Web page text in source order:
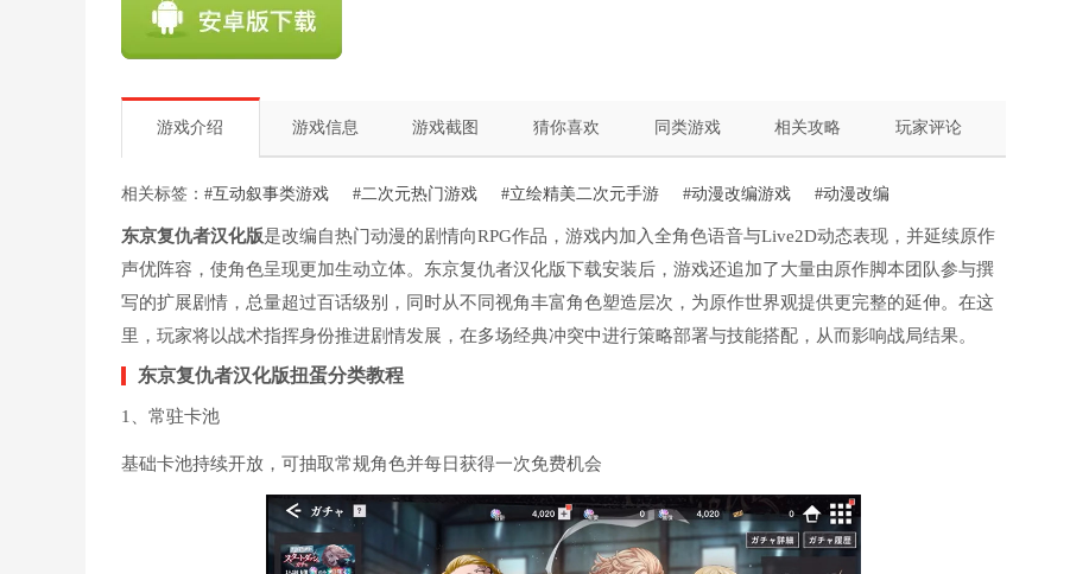
游戏介绍 游戏信息 游戏截图 猜你喜欢 同类游戏 相关攻略 玩家评论
相关标签： #互动叙事类游戏 #二次元热门游戏 #立绘精美二次元手游 #动漫改编游戏 #动漫改编
东京复仇者汉化版是改编自热门动漫的剧情向RPG作品，游戏内加入全角色语音与Live2D动态表现，并延续原作
声优阵容，使角色呈现更加生动立体。东京复仇者汉化版下载安装后，游戏还追加了大量由原作脚本团队参与撰
写的扩展剧情，总量超过百话级别，同时从不同视角丰富角色塑造层次，为原作世界观提供更完整的延伸。在这
里，玩家将以战术指挥身份推进剧情发展，在多场经典冲突中进行策略部署与技能搭配，从而影响战局结果。
东京复仇者汉化版扭蛋分类教程
1、常驻卡池
基础卡池持续开放，可抽取常规角色并每日获得一次免费机会